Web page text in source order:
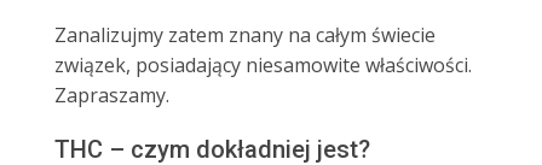
Zanalizujmy zatem znany na całym świecie
związek, posiadający niesamowite właściwości.
Zapraszamy.
THC – czym dokładniej jest?